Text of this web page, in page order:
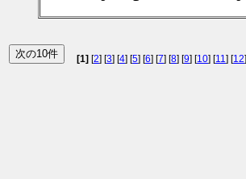
[1] [2] [3] [4] [5] [6] [7] [8] [9] [10] [11] [12